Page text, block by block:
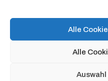
Alle
Alle
Email
service@depixweb.de